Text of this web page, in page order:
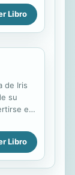
London
No
de qué
muy
las
Libro
de Iris
su
en
a
y
Libro